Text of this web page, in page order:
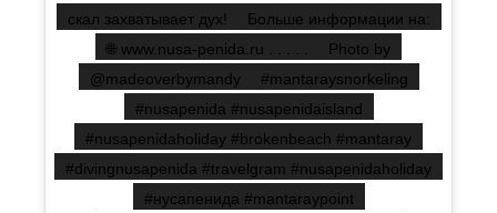
скал захватывает дух! ⠀ Больше информации на:
🌐 www.nusa-penida.ru . . . . . ⠀ Photo by
@madeoverbymandy ⠀ #mantaraysnorkeling
#nusapenida #nusapenidaisland
#nusapenidaholiday #brokenbeach #mantaray
#divingnusapenida #travelgram #nusapenidaholiday
#нусапенида #mantaraypoint